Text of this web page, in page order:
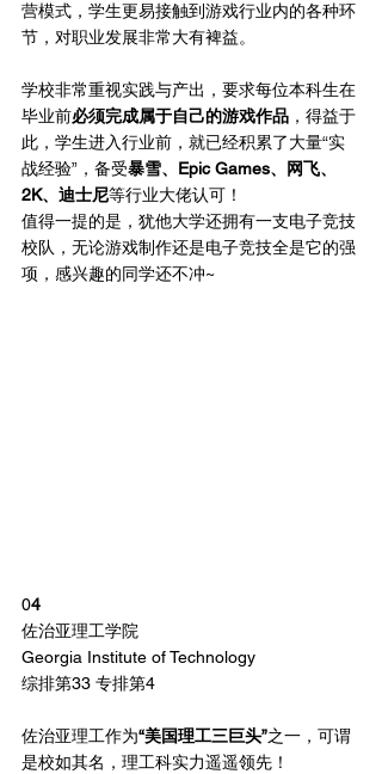
营模式，学生更易接触到游戏行业内的各种环
节，对职业发展非常大有裨益。
学校非常重视实践与产出，要求每位本科生在
毕业前必须完成属于自己的游戏作品 ，得益于
此，学生进入行业前，就已经积累了大量“实
战经验”，备受暴雪、Epic Games、网飞、
2K、迪士尼等行业大佬认可！
值得一提的是，犹他大学还拥有一支电子竞技
校队，无论游戏制作还是电子竞技全是它的强
项，感兴趣的同学还不冲~
04
佐治亚理工学院
Georgia Institute of Technology
综排第33 专排第4
佐治亚理工作为“美国理工三巨头”之一，可谓
是校如其名，理工科实力遥遥领先！